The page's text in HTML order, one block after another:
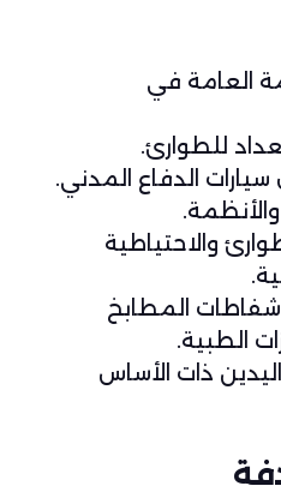
العامة في
للطوارئ.
الدفاع المدني.
والاحتياطية
المطابخ
الطبية.
ذات الأساس